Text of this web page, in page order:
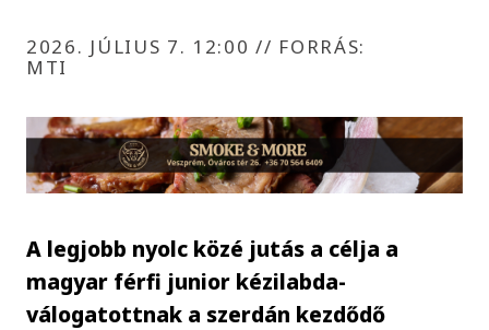
2026. JÚLIUS 7. 12:00// FORRÁS:
MTI
A legjobb nyolc közé jutás a célja a
magyar férfi junior kézilabda-
válogatottnak a szerdán kezdődő